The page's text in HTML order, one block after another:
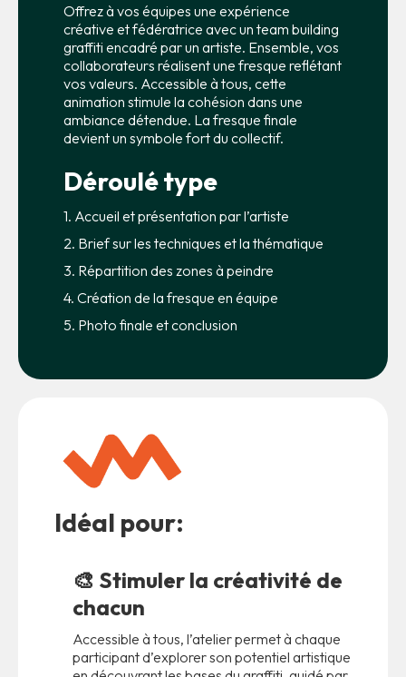
Offrez à vos équipes une expérience
créative et fédératrice avec un team building
graffiti encadré par un artiste. Ensemble, vos
collaborateurs réalisent une fresque reflétant
vos valeurs. Accessible à tous, cette
animation stimule la cohésion dans une
ambiance détendue. La fresque finale
devient un symbole fort du collectif.
Déroulé type
1. Accueil et présentation par l’artiste
2. Brief sur les techniques et la thématique
3. Répartition des zones à peindre
4. Création de la fresque en équipe
5. Photo finale et conclusion
Idéal pour:
🎨 Stimuler la créativité de
chacun
Accessible à tous, l’atelier permet à chaque
participant d’explorer son potentiel artistique